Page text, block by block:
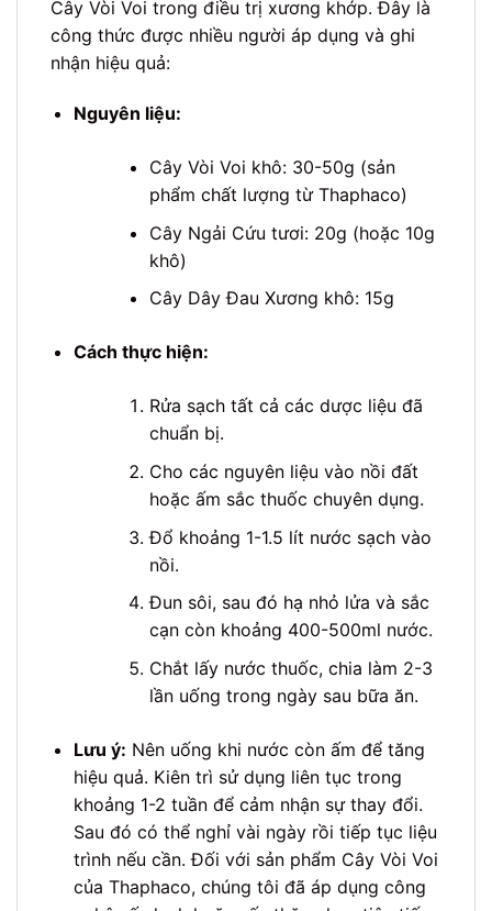
Cây Vòi Voi trong điều trị xương khớp. Đây là
công thức được nhiều người áp dụng và ghi
nhận hiệu quả:
Nguyên liệu:
Cây Vòi Voi khô: 30-50g (sản
phẩm chất lượng từ Thaphaco)
Cây Ngải Cứu tươi: 20g (hoặc 10g
khô)
Cây Dây Đau Xương khô: 15g
Cách thực hiện:
Rửa sạch tất cả các dược liệu đã
chuẩn bị.
Cho các nguyên liệu vào nồi đất
hoặc ấm sắc thuốc chuyên dụng.
Đổ khoảng 1-1.5 lít nước sạch vào
nồi.
Đun sôi, sau đó hạ nhỏ lửa và sắc
cạn còn khoảng 400-500ml nước.
Chắt lấy nước thuốc, chia làm 2-3
lần uống trong ngày sau bữa ăn.
Lưu ý: Nên uống khi nước còn ấm để tăng
hiệu quả. Kiên trì sử dụng liên tục trong
khoảng 1-2 tuần để cảm nhận sự thay đổi.
Sau đó có thể nghỉ vài ngày rồi tiếp tục liệu
trình nếu cần. Đối với sản phẩm Cây Vòi Voi
của Thaphaco, chúng tôi đã áp dụng công